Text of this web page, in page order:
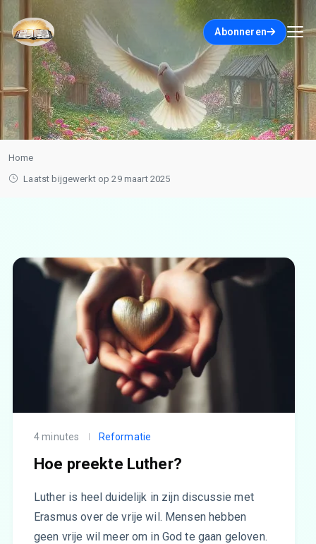
Abonneren
Home
Laatst bijgewerkt op 29 maart 2025
4 minutes Reformatie
Hoe preekte Luther?
Luther is heel duidelijk in zijn discussie met
Erasmus over de vrije wil. Mensen hebben
geen vrije wil meer om in God te gaan geloven.